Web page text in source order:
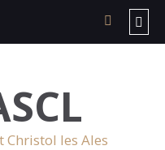
Christol les Ales